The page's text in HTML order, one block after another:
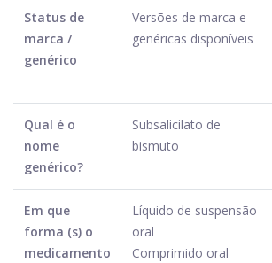
Status de
marca /
genérico
Versões de marca e
genéricas disponíveis
Qual é o
nome
genérico?
Subsalicilato de
bismuto
Em que
forma (s) o
medicamento
Líquido de suspensão
oral
Comprimido oral